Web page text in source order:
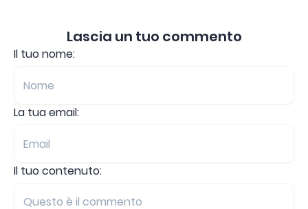
Lascia un tuo commento
Il tuo nome:
La tua email:
Il tuo contenuto: